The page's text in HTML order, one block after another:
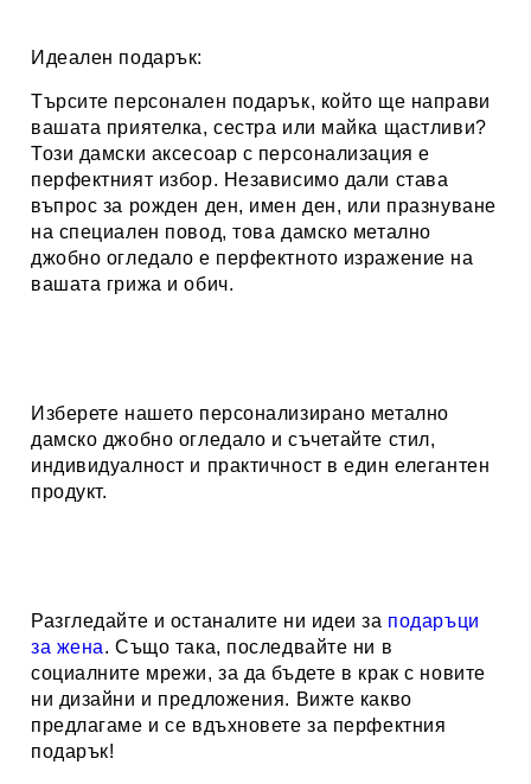
Идеален подарък:
Търсите персонален подарък, който ще направи
вашата приятелка, сестра или майка щастливи?
Този дамски аксесоар с персонализация е
перфектният избор. Независимо дали става
въпрос за рожден ден, имен ден, или празнуване
на специален повод, това дамско метално
джобно огледало е перфектното изражение на
вашата грижа и обич.
Изберете нашето персонализирано метално
дамско джобно огледало и съчетайте стил,
индивидуалност и практичност в един елегантен
продукт.
Разгледайте и останалите ни идеи за подаръци
за жена. Също така, последвайте ни в
социалните мрежи, за да бъдете в крак с новите
ни дизайни и предложения. Вижте какво
предлагаме и се вдъхновете за перфектния
подарък!